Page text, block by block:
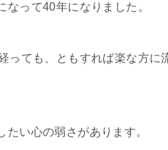
って40年になりました。
っても、ともすれば楽な方
い心の弱さがあります。